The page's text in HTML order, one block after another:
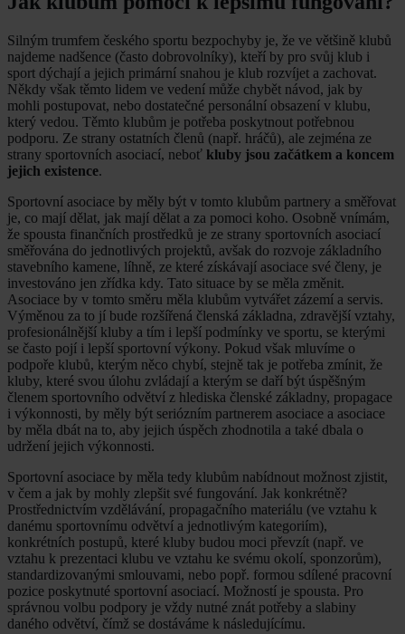
Silným trumfem českého sportu bezpochyby je, že ve většině klubů
najdeme nadšence (často dobrovolníky), kteří by pro svůj klub i
sport dýchají a jejich primární snahou je klub rozvíjet a zachovat.
Někdy však těmto lidem ve vedení může chybět návod, jak by
mohli postupovat, nebo dostatečné personální obsazení v klubu,
který vedou. Těmto klubům je potřeba poskytnout potřebnou
podporu. Ze strany ostatních členů (např. hráčů), ale zejména ze
strany sportovních asociací, neboť kluby jsou začátkem a koncem
jejich existence.
Sportovní asociace by měly být v tomto klubům partnery a směřovat
je, co mají dělat, jak mají dělat a za pomoci koho. Osobně vnímám,
že spousta finančních prostředků je ze strany sportovních asociací
směřována do jednotlivých projektů, avšak do rozvoje základního
stavebního kamene, líhně, ze které získávají asociace své členy, je
investováno jen zřídka kdy. Tato situace by se měla změnit.
Asociace by v tomto směru měla klubům vytvářet zázemí a servis.
Výměnou za to jí bude rozšířená členská základna, zdravější vztahy,
profesionálnější kluby a tím i lepší podmínky ve sportu, se kterými
se často pojí i lepší sportovní výkony. Pokud však mluvíme o
podpoře klubů, kterým něco chybí, stejně tak je potřeba zmínit, že
kluby, které svou úlohu zvládají a kterým se daří být úspěšným
členem sportovního odvětví z hlediska členské základny, propagace
i výkonnosti, by měly být seriózním partnerem asociace a asociace
by měla dbát na to, aby jejich úspěch zhodnotila a také dbala o
udržení jejich výkonnosti.
Sportovní asociace by měla tedy klubům nabídnout možnost zjistit,
v čem a jak by mohly zlepšit své fungování. Jak konkrétně?
Prostřednictvím vzdělávání, propagačního materiálu (ve vztahu k
danému sportovnímu odvětví a jednotlivým kategoriím),
konkrétních postupů, které kluby budou moci převzít (např. ve
vztahu k prezentaci klubu ve vztahu ke svému okolí, sponzorům),
standardizovanými smlouvami, nebo popř. formou sdílené pracovní
pozice poskytnuté sportovní asociací. Možností je spousta. Pro
správnou volbu podpory je vždy nutné znát potřeby a slabiny
daného odvětví, čímž se dostáváme k následujícímu.